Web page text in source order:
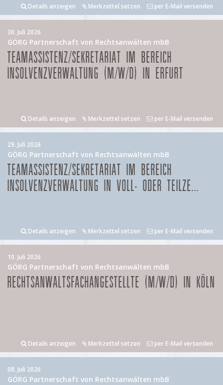
Details anzeigen Merkzettel setzen per E-Mail versenden
30. Juli 2026
GÖRG Partnerschaft von Rechtsanwälten mbB
TEAMASSISTENZ/SEKRETARIAT IM BEREICH
INSOLVENZVERWALTUNG (M/W/D) IN ERFURT
Details anzeigen Merkzettel setzen per E-Mail versenden
29. Juli 2026
GÖRG Partnerschaft von Rechtsanwälten mbB
TEAMASSISTENZ/SEKRETARIAT IM BEREICH
INSOLVENZVERWALTUNG IN VOLL- ODER TEILZE...
Details anzeigen Merkzettel setzen per E-Mail versenden
10. Juli 2026
GÖRG Partnerschaft von Rechtsanwälten mbB
RECHTSANWALTSFACHANGESTELLTE (M/W/D) IN KÖLN
Details anzeigen Merkzettel setzen per E-Mail versenden
08. Juli 2026
GÖRG Partnerschaft von Rechtsanwälten mbB